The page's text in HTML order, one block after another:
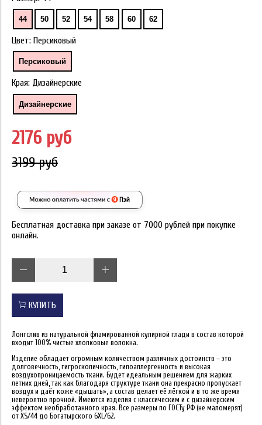
44 50 52 54 58 60 62
Цвет: Персиковый
Персиковый
Края: Дизайнерские
Дизайнерские
2176 руб
3199 руб
Бесплатная доставка при заказе от 7000 рублей при покупке
онлайн.
КУПИТЬ
Лонгслив из натуральной фламированной кулирной глади в состав которой
входит 100% чистые хлопковые волокна.
Изделие обладает огромным количеством различных достоинств – это
долговечность, гигроскопичность, гипоаллергенность и высокая
воздухопроницаемость ткани. Будет идеальным решением для жарких
летних дней, так как благодаря структуре ткани она прекрасно пропускает
воздух и даёт коже «дышать», а состав делает её лёгкой и в то же время
невероятно прочной. Имеются изделия с классическим и с дизайнерским
эффектом необработанного края. Все размеры по ГОСТу РФ (не маломерят)
от XS/44 до Богатырского 6XL/62.